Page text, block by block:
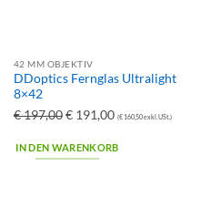
42 MM OBJEKTIV
DDoptics Fernglas Ultralight
8×42
€197,00 Ursprünglicher
war:
€191,00Aktueller
ist:
(€160,50exkl. USt.)
IN DEN WARENKORB